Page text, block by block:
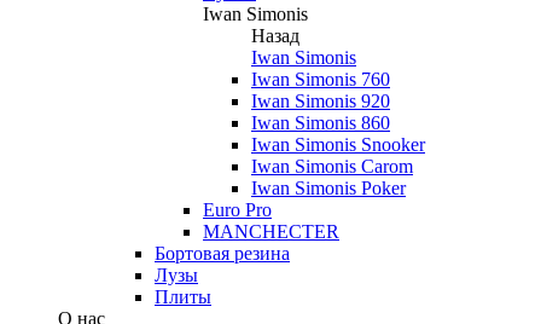
Iwan Simonis
Назад
Iwan Simonis
Iwan Simonis 760
Iwan Simonis 920
Iwan Simonis 860
Iwan Simonis Snooker
Iwan Simonis Carom
Iwan Simonis Poker
Euro Pro
MANCHECTER
Бортовая резина
Лузы
Плиты
О нас